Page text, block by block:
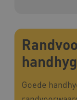
Goede